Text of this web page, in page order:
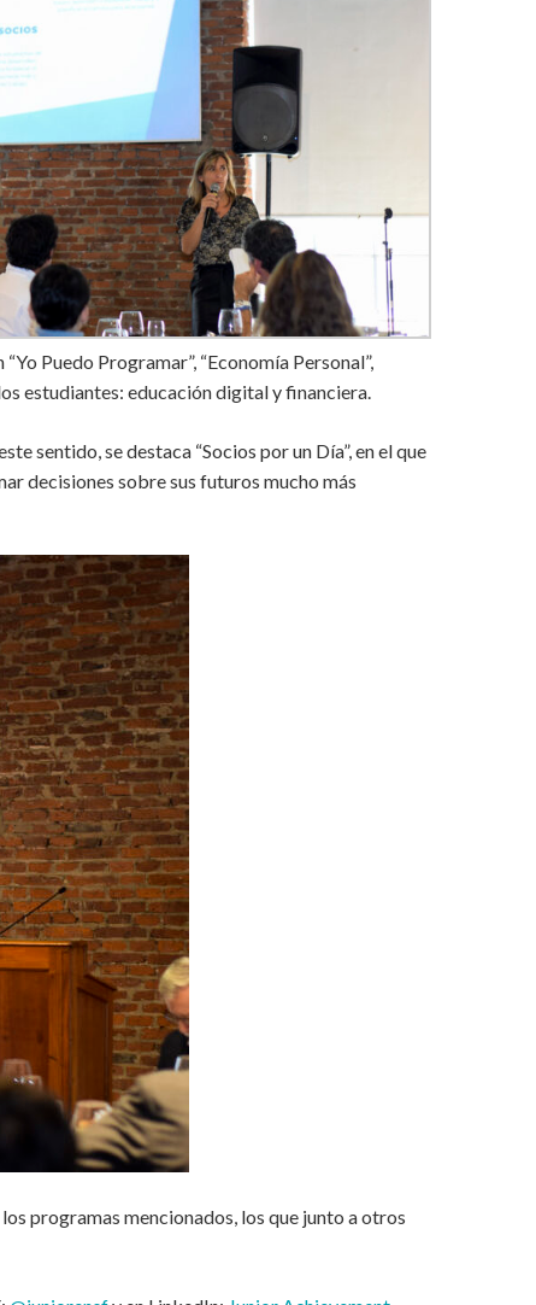
Puedo Programar”, “Economía Personal”,
estudiantes: educación digital y financiera.
sentido, se destaca “Socios por un Día”, en el que
decisiones sobre sus futuros mucho más
programas mencionados, los que junto a otros